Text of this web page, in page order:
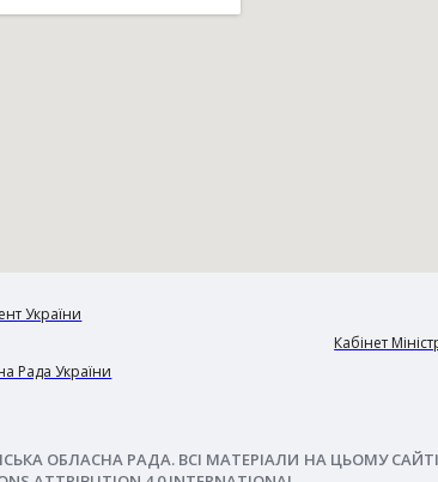
України
Рада України
Кабінет
ОБЛАСНА РАДА. ВСІ МАТЕРІАЛИ НА ЦЬОМУ САЙТІ